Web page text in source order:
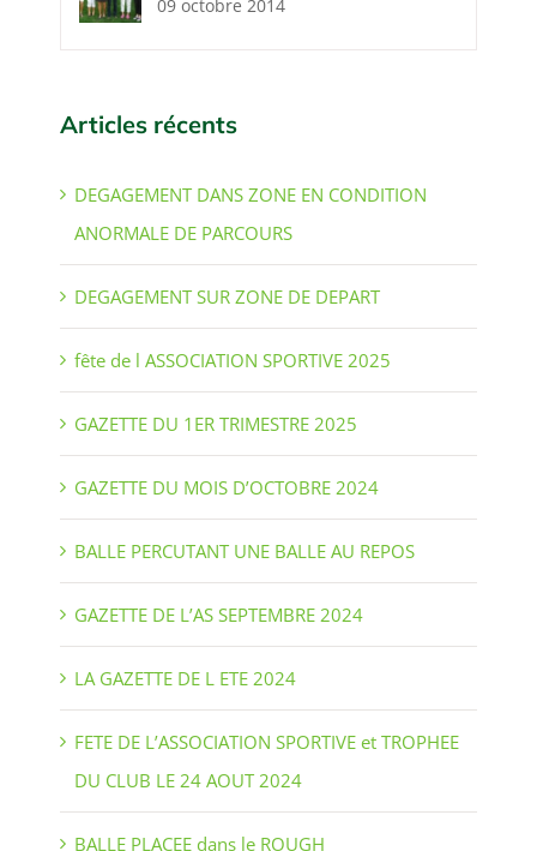
09 octobre 2014
Articles récents
DEGAGEMENT DANS ZONE EN CONDITION
ANORMALE DE PARCOURS
DEGAGEMENT SUR ZONE DE DEPART
fête de l ASSOCIATION SPORTIVE 2025
GAZETTE DU 1ER TRIMESTRE 2025
GAZETTE DU MOIS D’OCTOBRE 2024
BALLE PERCUTANT UNE BALLE AU REPOS
GAZETTE DE L’AS SEPTEMBRE 2024
LA GAZETTE DE L ETE 2024
FETE DE L’ASSOCIATION SPORTIVE et TROPHEE
DU CLUB LE 24 AOUT 2024
BALLE PLACEE dans le ROUGH